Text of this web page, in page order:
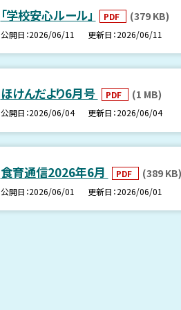
「学校安心ルール」 PDF (379 KB)
公開日 2026/06/11 更新日 2026/06/11
ほけんだより6月号 PDF (1 MB)
公開日 2026/06/04 更新日 2026/06/04
食育通信2026年6月 PDF (389 KB)
公開日 2026/06/01 更新日 2026/06/01